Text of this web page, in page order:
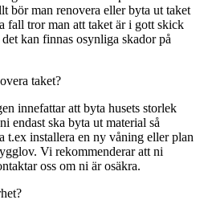
bör man renovera eller byta ut taket
fall tror man att taket är i gott skick
kan finnas osynliga skador på
taket?
innefattar att byta husets storlek
endast ska byta ut material så
t.ex installera en ny våning eller plan
Vi rekommenderar att ni
oss om ni är osäkra.